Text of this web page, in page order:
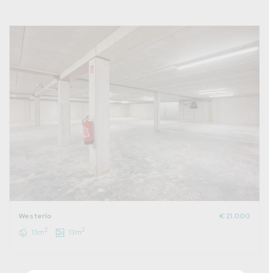
Westerlo
€ 21.000
13m2 13m2